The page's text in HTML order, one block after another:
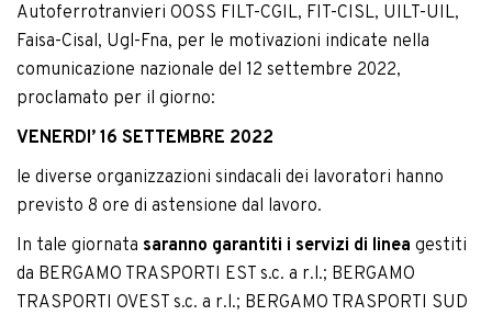
Autoferrotranvieri OOSS FILT-CGIL, FIT-CISL, UILT-UIL,
Faisa-Cisal, Ugl-Fna, per le motivazioni indicate nella
comunicazione nazionale del 12 settembre 2022,
proclamato per il giorno:
VENERDI’ 16 SETTEMBRE 2022
le diverse organizzazioni sindacali dei lavoratori hanno
previsto 8 ore di astensione dal lavoro.
In tale giornata saranno garantiti i servizi di linea gestiti
da BERGAMO TRASPORTI EST s.c. a r.l.; BERGAMO
TRASPORTI OVEST s.c. a r.l.; BERGAMO TRASPORTI SUD